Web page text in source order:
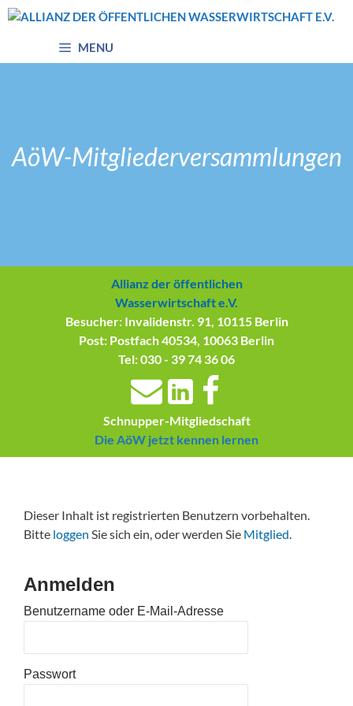
Zum
MENU
AöW-Mitgliederversammlungen
Allianz der öffentlichen
Wasserwirtschaft e.V.
Besucher: Invalidenstr. 91, 10115 Berlin
Post: Postfach 40534, 10063 Berlin
Tel: 030 - 39 74 36 06
Schnupper-Mitgliedschaft
Die AöW jetzt kennen lernen
Dieser Inhalt ist registrierten Benutzern vorbehalten.
Bitte loggen Sie sich ein, oder werden Sie Mitglied.
Anmelden
Benutzername oder E-Mail-Adresse
Passwort